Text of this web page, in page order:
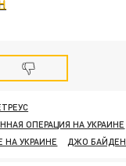
ОПЕРАЦИЯ НА УКРАИНЕ
НА УКРАИНЕ
ДЖО БАЙДЕН